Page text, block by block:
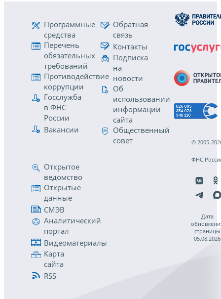
Программные
средства
Перечень
обязательных
требований
Противодействие
коррупции
Госслужба
в ФНС
России
Вакансии
Обратная
связь
Контакты
Подписка
на
новости
Об
использовании
информации
сайта
Общественный
совет
Открытое
ведомство
Открытые
данные
СМЭВ
Аналитический
портал
Видеоматериалы
Карта
сайта
RSS
© 2005-
ФНС
Дата
страницы
05.08.2026